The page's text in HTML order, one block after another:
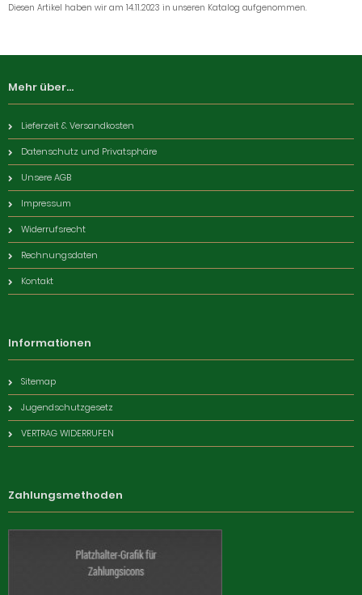
Diesen Artikel haben wir am 14.11.2023 in unseren Katalog aufgenommen.
Mehr über...
Lieferzeit & Versandkosten
Datenschutz und Privatsphäre
Unsere AGB
Impressum
Widerrufsrecht
Rechnungsdaten
Kontakt
Informationen
Sitemap
Jugendschutzgesetz
VERTRAG WIDERRUFEN
Zahlungsmethoden